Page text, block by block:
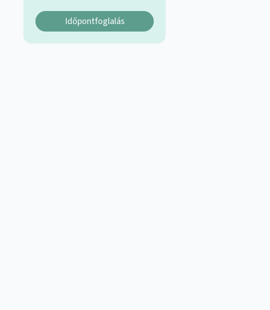
Időpontfoglalás